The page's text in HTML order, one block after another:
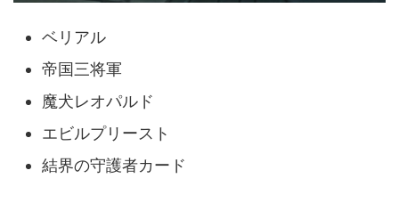
ベリアル
帝国三将軍
魔犬レオパルド
エビルプリースト
結界の守護者カード